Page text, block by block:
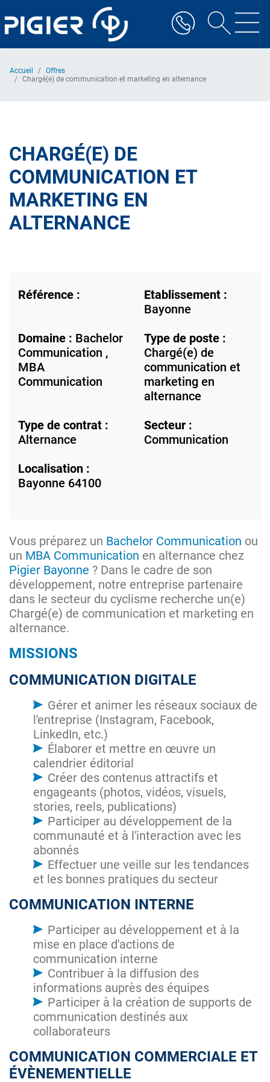
au
contenu
Accueil
Offres
Chargé(e) de communication et marketing en alternance
CHARGÉ(E) DE
COMMUNICATION ET
MARKETING EN
ALTERNANCE
Référence :
Etablissement :
Bayonne
Domaine : Bachelor
Communication ,
MBA
Communication
Type de poste :
Chargé(e) de
communication et
marketing en
alternance
Type de contrat :
Alternance
Secteur :
Communication
Localisation :
Bayonne 64100
Vous préparez un Bachelor Communication ou
un MBA Communication en alternance chez
Pigier Bayonne ? Dans le cadre de son
développement, notre entreprise partenaire
dans le secteur du cyclisme recherche un(e)
Chargé(e) de communication et marketing en
alternance.
MISSIONS
COMMUNICATION DIGITALE
Gérer et animer les réseaux sociaux de
l'entreprise (Instagram, Facebook,
LinkedIn, etc.)
Élaborer et mettre en œuvre un
calendrier éditorial
Créer des contenus attractifs et
engageants (photos, vidéos, visuels,
stories, reels, publications)
Participer au développement de la
communauté et à l'interaction avec les
abonnés
Effectuer une veille sur les tendances
et les bonnes pratiques du secteur
COMMUNICATION INTERNE
Participer au développement et à la
mise en place d'actions de
communication interne
Contribuer à la diffusion des
informations auprès des équipes
Participer à la création de supports de
communication destinés aux
collaborateurs
COMMUNICATION COMMERCIALE ET
ÉVÈNEMENTIELLE